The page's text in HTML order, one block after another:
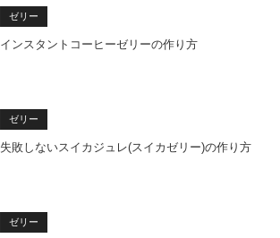
ゼリー
インスタントコーヒーゼリーの作り方
ゼリー
失敗しないスイカジュレ(スイカゼリー)の作り方
ゼリー